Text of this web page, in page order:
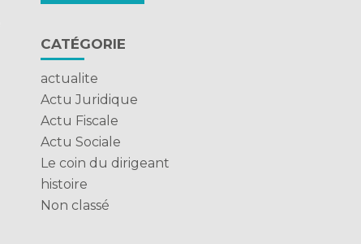
CATÉGORIE
actualite
Actu Juridique
Actu Fiscale
Actu Sociale
Le coin du dirigeant
histoire
Non classé